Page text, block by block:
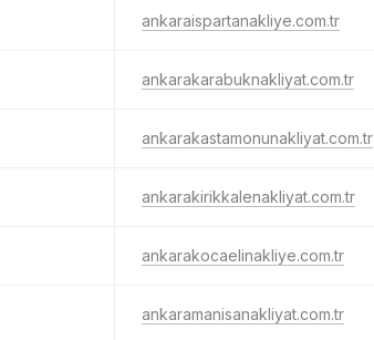
ankaraispartanakliye.com.tr
ankarakarabuknakliyat.com.tr
ankarakastamonunakliyat.com.tr
ankarakirikkalenakliyat.com.tr
ankarakocaelinakliye.com.tr
ankaramanisanakliyat.com.tr